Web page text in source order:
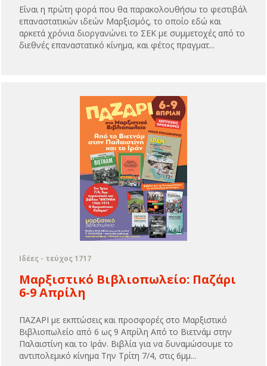
Είναι η πρώτη φορά που θα παρακολουθήσω το φεστιβάλ
επαναστατικών ιδεών Μαρξισμός, το οποίο εδώ και
αρκετά χρόνια διοργανώνει το ΣΕΚ με συμμετοχές από το
διεθνές επαναστατικό κίνημα, και φέτος πραγματ...
Ιδέες - τεύχος 1717
Μαρξιστικό Βιβλιοπωλείο: Παζάρι
6-9 Απρίλη
ΠΑΖΑΡΙ με εκπτώσεις και προσφορές στο Μαρξιστικό
Βιβλιοπωλείο από 6 ως 9 Απρίλη Από το Βιετνάμ στην
Παλαιστίνη και το Ιράν. Βιβλία για να δυναμώσουμε το
αντιπολεμικό κίνημα Την Τρίτη 7/4, στις 6μμ...